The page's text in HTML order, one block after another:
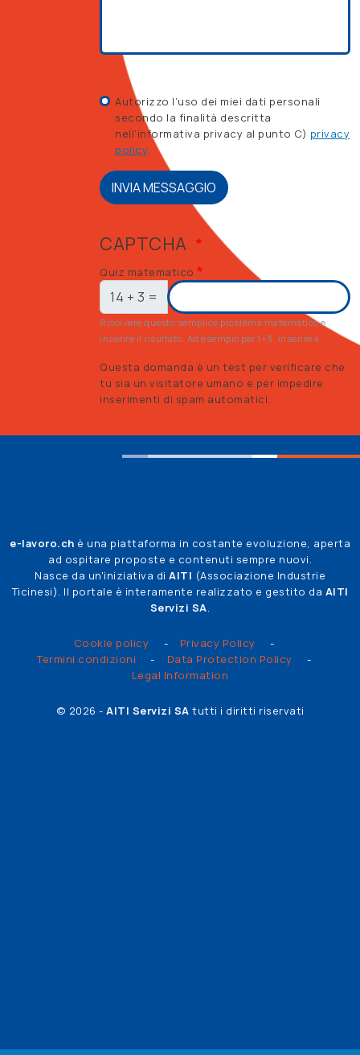
Autorizzo l’uso dei miei dati personali
secondo la finalità descritta
nell’informativa privacy al punto C) privacy
policy.
INVIA MESSAGGIO
CAPTCHA
Quiz matematico
14 + 3 =
Risolvere questo semplice problema matematico e
inserire il risultato. Ad esempio per 1+3, inserire 4.
Questa domanda è un test per verificare che
tu sia un visitatore umano e per impedire
inserimenti di spam automatici.
e-lavoro.ch è una piattaforma in costante evoluzione, aperta
ad ospitare proposte e contenuti sempre nuovi.
Nasce da un'iniziativa di AITI (Associazione Industrie
Ticinesi). Il portale è interamente realizzato e gestito da AITI
Servizi SA.
Legal InfoCookie policy
Privacy Policy
Termini condizioni
Data Protection Policy
Legal Information
© 2026 - AITI Servizi SA tutti i diritti riservati